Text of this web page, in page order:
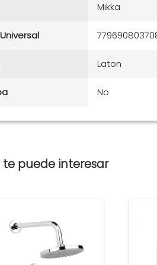
Mikka
Laton
No
puede interesar